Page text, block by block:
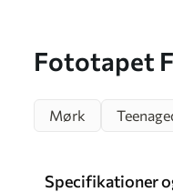
Fototapet
Mørk
Specifikationer